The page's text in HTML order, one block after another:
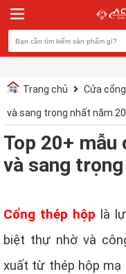
Trang chủ Cửa
và sang trọng nhất năm
Top 20+ mẫu
và sang
Cổng thép hộp là
biệt thự nhờ và
xuất từ thép hộp mạ